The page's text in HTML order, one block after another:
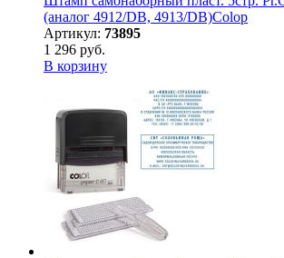
(аналог 4912/DB, 4913/DB)Colop
Артикул: 73895
1 296 руб.
В корзину